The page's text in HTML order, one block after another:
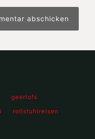
geerlofs
rollstuhlreisen